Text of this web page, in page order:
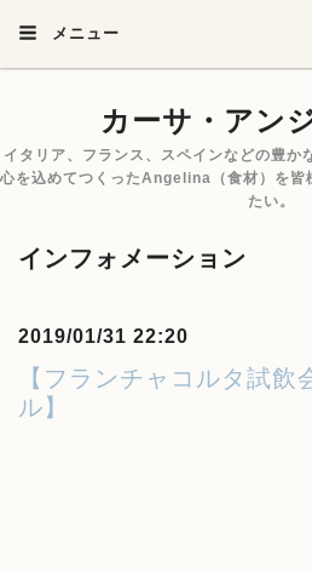
メニュー
カーサ・アン
イタリア、フランス、スペインなどの豊か
心を込めてつくったAngelina（食材）を皆
たい。
インフォメーション
2019/01/31 22:20
【フランチャコルタ試飲
ル】